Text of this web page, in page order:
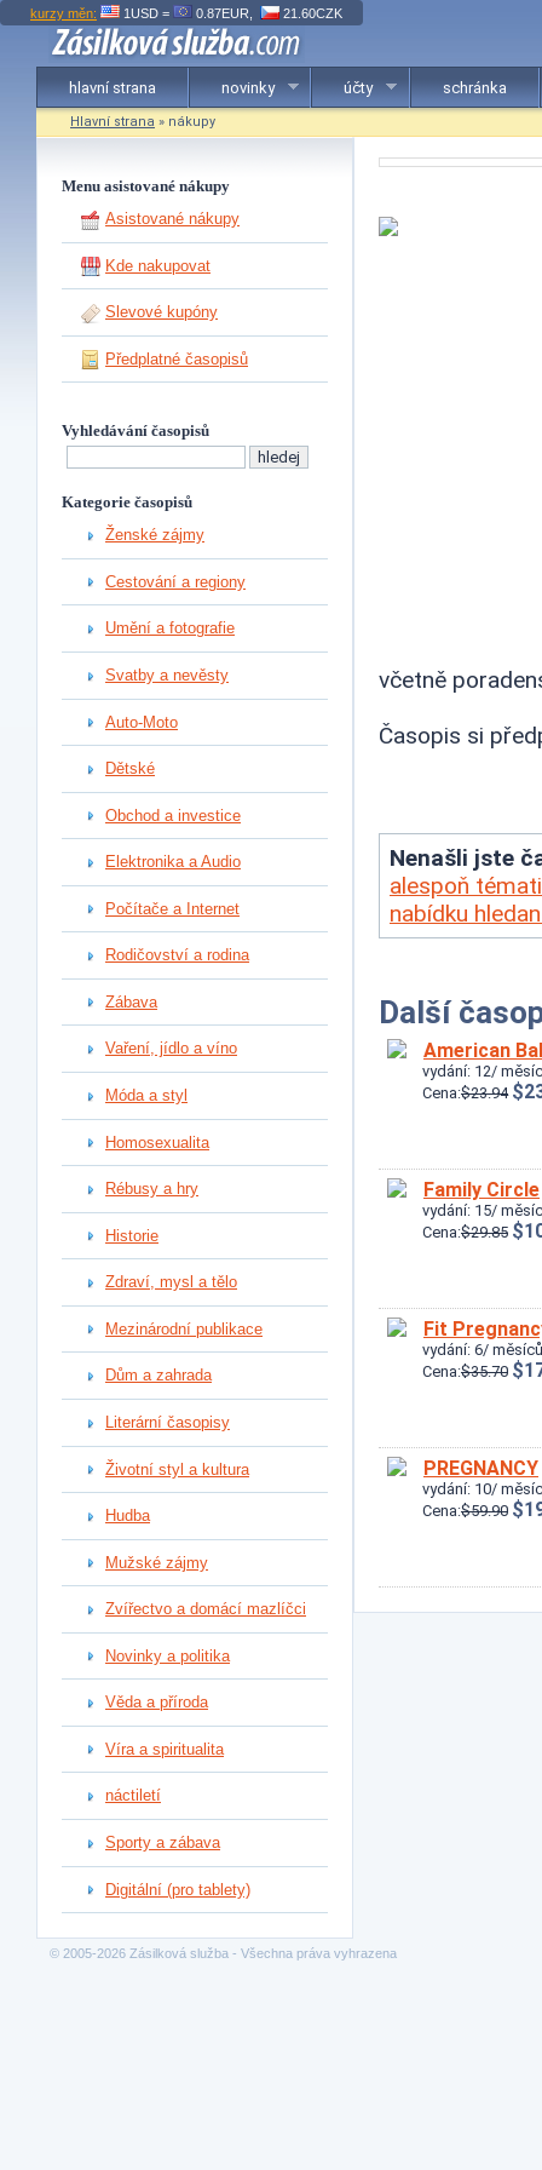
kurzy měn: 1USD = 0.87EUR, 21.60CZK
hlavní strana novinky účty schránka
Hlavní strana » nákupy
Menu asistované nákupy
Asistované nákupy
Kde nakupovat
Slevové kupóny
Předplatné časopisů
Vyhledávání časopisů
Kategorie časopisů
Ženské zájmy
Cestování a regiony
Umění a fotografie
Svatby a nevěsty
Auto-Moto
Dětské
Obchod a investice
Elektronika a Audio
Počítače a Internet
Rodičovství a rodina
Zábava
Vaření, jídlo a víno
Móda a styl
Homosexualita
Rébusy a hry
Historie
Zdraví, mysl a tělo
Mezinárodní publikace
Dům a zahrada
Literární časopisy
Životní styl a kultura
Hudba
Mužské zájmy
Zvířectvo a domácí mazlíčci
Novinky a politika
Věda a příroda
Víra a spiritualita
náctiletí
Sporty a zábava
Digitální (pro tablety)
včetně
Časopis si
Nenašli jste
alespoň
nabídku
Další
American
vydání: 12/
Cena:$23.94
Family Circle
vydání: 15/
Cena:$29.85
Fit
vydání: 6/
Cena:$35.70
PREGNANCY
vydání: 10/
Cena:$59.90
© 2005-2026 Zásilková služba - Všechna práva vyhrazena